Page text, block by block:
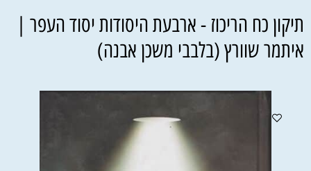
תיקון כח הריכוז - ארבעת היסודות יסוד העפר |
איתמר שוורץ (בלבבי משכן אבנה)